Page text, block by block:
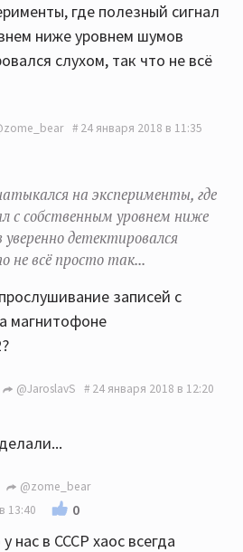
где полезный сигнал
ниже уровнем шумов
слухом, так что не всё
24 января 2018 в 11:35
на эксперименты, где
с собственным уровнем ниже
детектировался
не всё просто так...
записей с
магнитофоне
@JaroslavS 24 января 2018 в 12:20
@zome_bear
13:40
0
нас в СССР хаос всегда